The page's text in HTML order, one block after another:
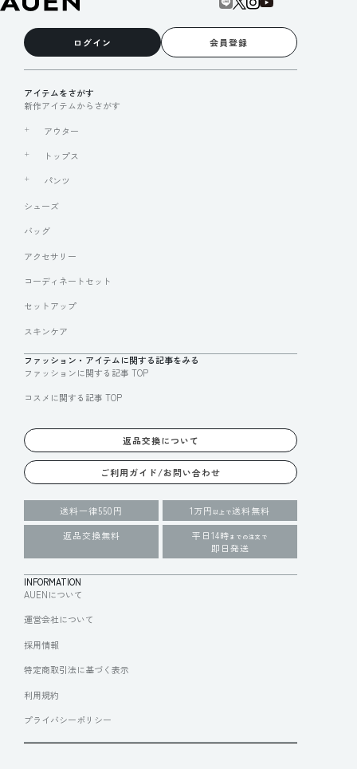
ログイン 会員登録
アイテムをさがす
新作アイテムからさがす
アウター
トップス
パンツ
シューズ
バッグ
アクセサリー
コーディネートセット
セットアップ
スキンケア
ファッション・アイテムに関する記事をみる
ファッションに関する記事 TOP
コスメに関する記事 TOP
返品交換について
ご利用ガイド/お問い合わせ
送料一律550円 1万円 以上で送料無料
返品交換無料
平日14時 までの注文で
即日発送
INFORMATION
AUENについて
運営会社について
採用情報
特定商取引法に基づく表示
利用規約
プライバシーポリシー